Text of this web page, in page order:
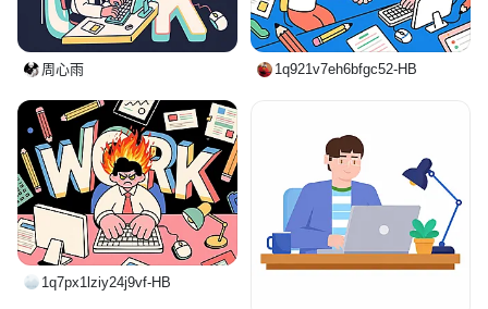
周心雨 1q921v7eh6bfgc52-HB
1q7px1lziy24j9vf-HB